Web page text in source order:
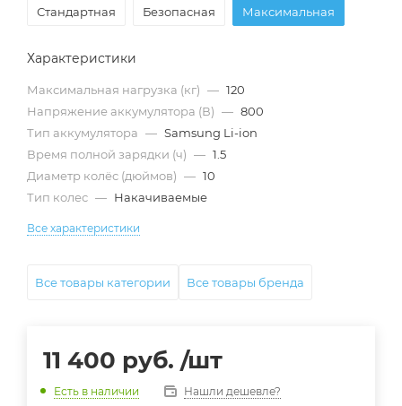
Стандартная
Безопасная Максимальная
Характеристики
Максимальная нагрузка (кг) — 120
Напряжение аккумулятора (В) — 800
Тип аккумулятора — Samsung Li-ion
Время полной зарядки (ч) — 1.5
Диаметр колёс (дюймов) — 10
Тип колес — Накачиваемые
Все характеристики
Все товары категории Все товары бренда
11 400 руб. /шт
Есть в наличии Нашли дешевле?